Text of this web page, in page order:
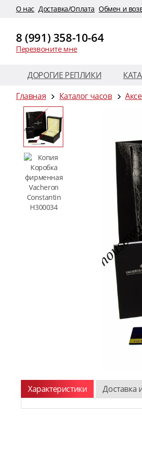
O нас Доставка/Оплата Обмен и
8 (991) 358-10-64
Перезвоните мне
ДОРОГИЕ РЕПЛИКИ
Главная
Каталог часов
Характеристики Доставка